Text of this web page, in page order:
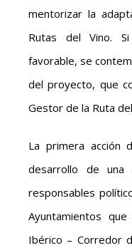
mentorizar la
Rutas del Vino.
favorable, se
del proyecto, que
Gestor de la Ruta
La primera acción
desarrollo de una
responsables
Ayuntamientos
Ibérico – Corredor